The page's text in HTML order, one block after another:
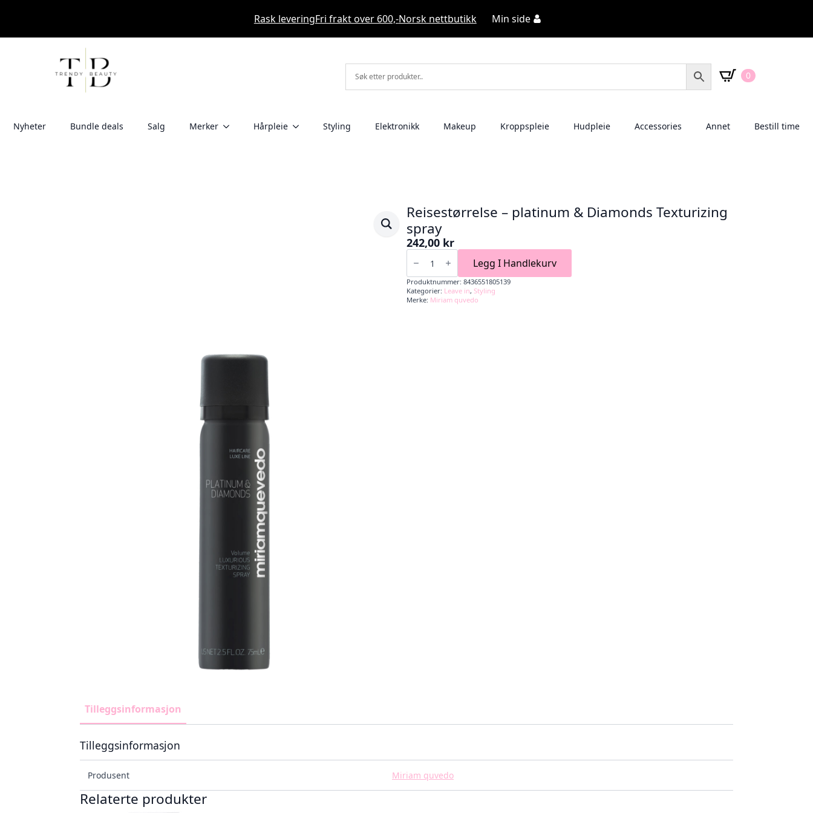
Rask leveringFri frakt over 600,-Norsk nettbutikk Min side
0
Nyheter Bundle deals Salg Merker Hårpleie Styling Elektronikk Makeup Kroppspleie Hudpleie Accessories Annet Bestill time
Reisestørrelse – platinum & Diamonds Texturizing
spray
242,00 kr
Reisestørrelse
platinum
&
Diamonds
Texturizing
spray
Legg I Handlekurv
Produktnummer: 8436551805139
Kategorier: Leave in, Styling
Merke: Miriam quvedo
Tilleggsinformasjon
Tilleggsinformasjon
Produsent Miriam quvedo
Relaterte produkter